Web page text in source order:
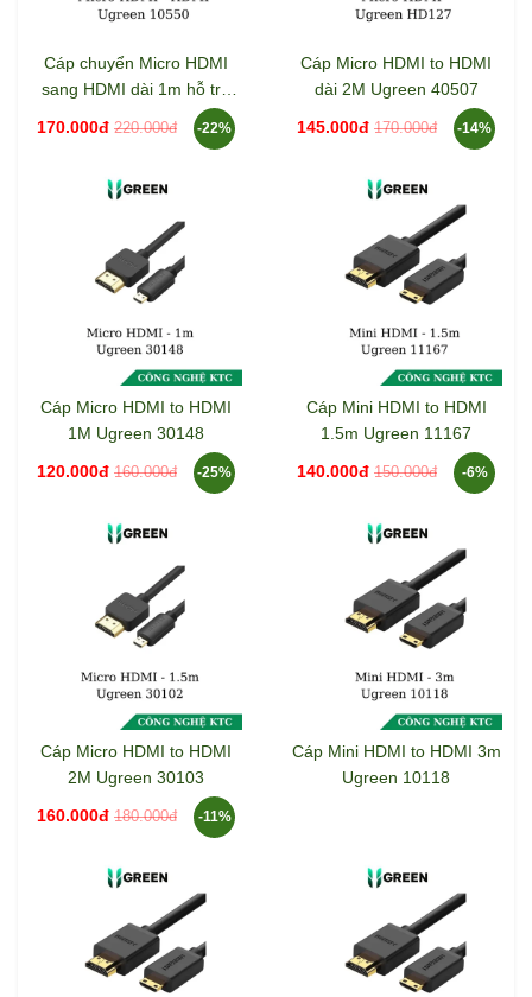
Cáp chuyển Micro HDMI
sang HDMI dài 1m hỗ trợ
4K Ugreen 10550
170.000đ 220.000đ -22%
Cáp Micro HDMI to HDMI
dài 2M Ugreen 40507
145.000đ 170.000đ -14%
Cáp Micro HDMI to HDMI
1M Ugreen 30148
120.000đ 160.000đ -25%
Cáp Mini HDMI to HDMI
1.5m Ugreen 11167
140.000đ 150.000đ -6%
Cáp Micro HDMI to HDMI
2M Ugreen 30103
160.000đ 180.000đ -11%
Cáp Mini HDMI to HDMI 3m
Ugreen 10118